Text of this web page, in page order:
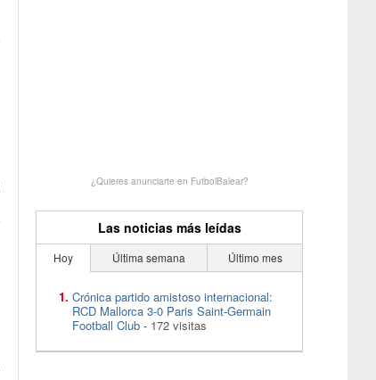
¿Quieres anunciarte en FutbolBalear?
Las noticias más leídas
Hoy Última semana Último mes
Crónica partido amistoso internacional:
RCD Mallorca 3-0 Paris Saint-Germain
Football Club - 172 visitas